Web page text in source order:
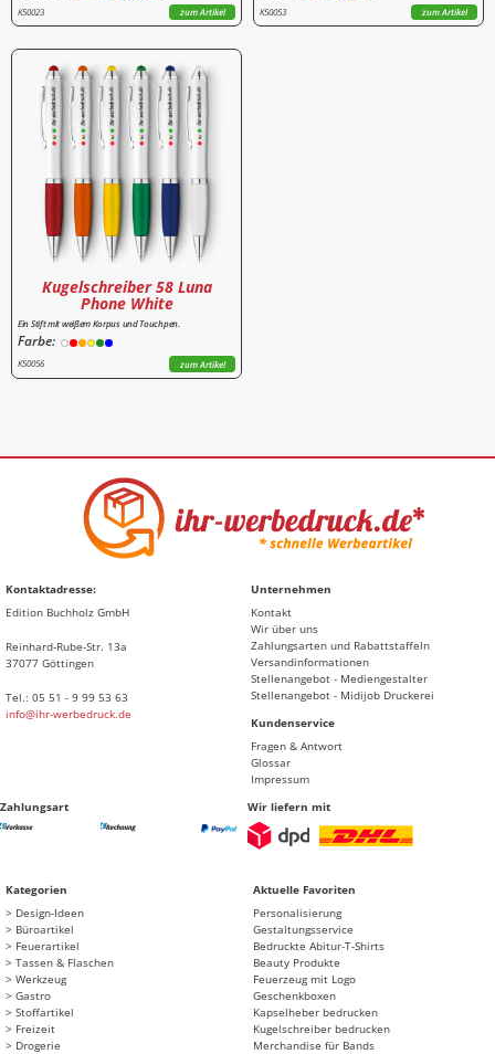
K50023 zum Artikel K50053 zum Artikel
Kugelschreiber 58 Luna
Phone White
Ein Stift mit weißem Korpus und Touchpen.
Farbe:
K50056 zum Artikel
Kontaktadresse:
Edition Buchholz GmbH
Reinhard-Rube-Str. 13a
37077 Göttingen
Tel.: 05 51 - 9 99 53 63
info@ihr-werbedruck.de
Unternehmen
Kontakt
Wir über uns
Zahlungsarten und Rabattstaffeln
Versandinformationen
Stellenangebot - Mediengestalter
Stellenangebot - Midijob Druckerei
Kundenservice
Fragen & Antwort
Glossar
Impressum
Wir liefern mit
Zahlungsart
Kategorien
Design-Ideen
Büroartikel
Feuerartikel
Tassen & Flaschen
Werkzeug
Gastro
Stoffartikel
Freizeit
Drogerie
Aktuelle Favoriten
Personalisierung
Gestaltungsservice
Bedruckte Abitur-T-Shirts
Beauty Produkte
Feuerzeug mit Logo
Geschenkboxen
Kapselheber bedrucken
Kugelschreiber bedrucken
Merchandise für Bands